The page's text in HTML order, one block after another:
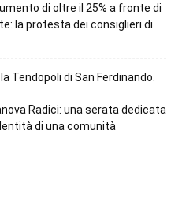
di oltre il 25% a fronte di
la protesta dei consiglieri di
Tendopoli di San Ferdinando.
Radici: una serata dedicata
di una comunità